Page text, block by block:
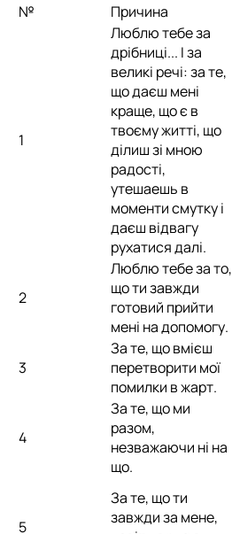
№
Причина
1
Люблю тебе за
дрібниці... І за
великі речі: за те,
що даєш мені
краще, що є в
твоєму житті, що
ділиш зі мною
радості,
утешаешь в
моменти смутку і
даєш відвагу
рухатися далі.
2
Люблю тебе за то,
що ти завжди
готовий прийти
мені на допомогу.
3
За те, що вмієш
перетворити мої
помилки в жарт.
4
За те, що ми
разом,
незважаючи ні на
що.
5
За те, що ти
завжди за мене,